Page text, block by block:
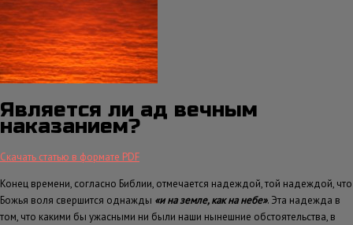
Является ли ад вечным
наказанием?
Скачать статью в формате PDF
Конец времени, согласно Библии, отмечается надеждой, той надеждой, что
Божья воля свершится однажды «и на земле, как на небе». Эта надежда в
том, что какими бы ужасными ни были наши нынешние обстоятельства, в